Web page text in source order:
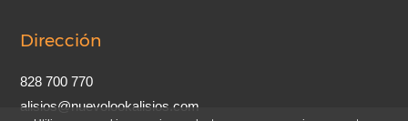
Dirección
828 700 770
alisios@nuevolookalisios.com